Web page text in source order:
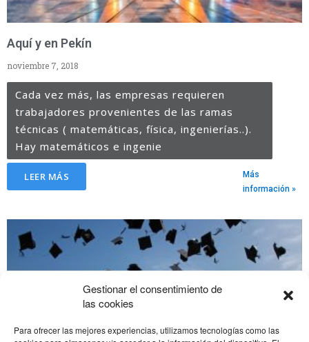
Gestionar el consentimiento de
las cookies
Para ofrecer las mejores experiencias, utilizamos tecnologías como las
Aquí y en Pekín
noviembre 7, 2018
Cada vez más, las empresas requieren
trabajadores provenientes de las ramas
técnicas ( matemáticas, física, ingenierías..).
Hay matemáticos e ingenie
LEER MÁS
Más
información »